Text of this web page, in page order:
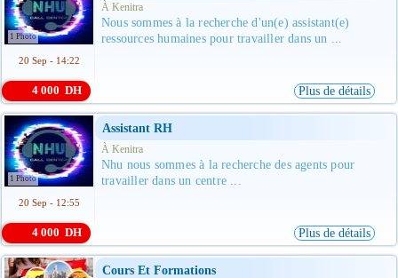
1 Photo
20 Sep - 14:22
À Kenitra
Nous sommes à la recherche d'un(e) assistant(e)
ressources humaines pour travailler dans un ...
4 000 DH Plus de détails
1 Photo
20 Sep - 12:55
Assistant RH
À Kenitra
Nhu nous sommes à la recherche des agents pour
travailler dans un centre ...
4 000 DH Plus de détails
Cours Et Formations